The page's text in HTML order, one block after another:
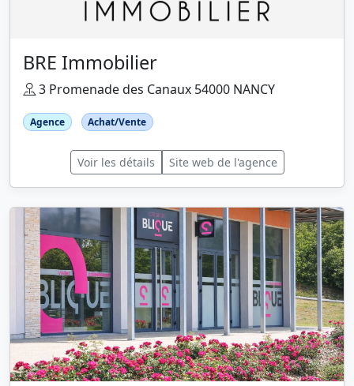
BRE Immobilier
3 Promenade des Canaux 54000 NANCY
Agence Achat/Vente
Voir les détails Site web de l'agence